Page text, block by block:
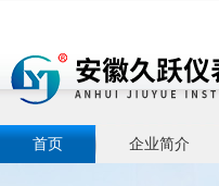
首页 企业简介